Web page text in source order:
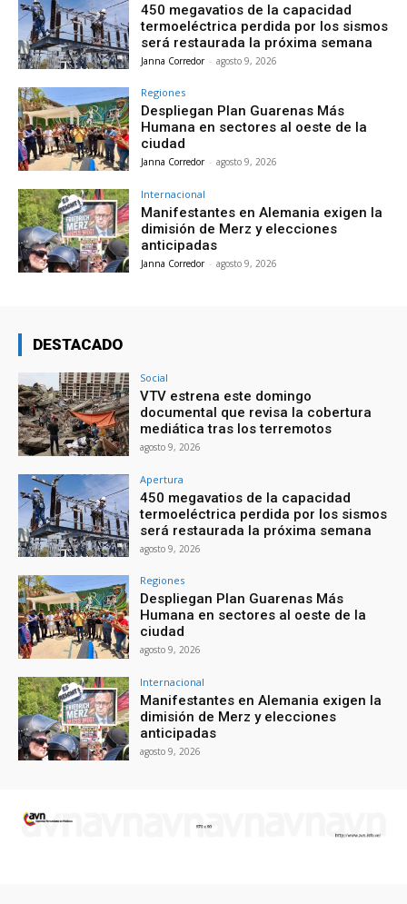
450 megavatios de la capacidad
termoeléctrica perdida por los sismos
será restaurada la próxima semana
Janna Corredor - agosto 9, 2026
Regiones
Despliegan Plan Guarenas Más
Humana en sectores al oeste de la
ciudad
Janna Corredor - agosto 9, 2026
Internacional
Manifestantes en Alemania exigen la
dimisión de Merz y elecciones
anticipadas
Janna Corredor - agosto 9, 2026
DESTACADO
Social
VTV estrena este domingo
documental que revisa la cobertura
mediática tras los terremotos
agosto 9, 2026
Apertura
450 megavatios de la capacidad
termoeléctrica perdida por los sismos
será restaurada la próxima semana
agosto 9, 2026
Regiones
Despliegan Plan Guarenas Más
Humana en sectores al oeste de la
ciudad
agosto 9, 2026
Internacional
Manifestantes en Alemania exigen la
dimisión de Merz y elecciones
anticipadas
agosto 9, 2026